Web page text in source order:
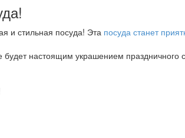
и стильная посуда! Эта посуда станет
настоящим украшением праздничного